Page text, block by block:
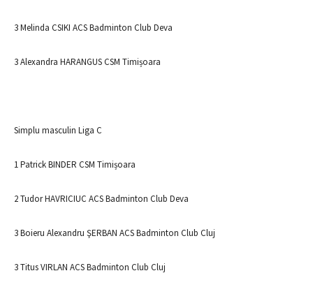
3 Melinda CSIKI ACS Badminton Club Deva
3 Alexandra HARANGUS CSM Timișoara
Simplu masculin Liga C
1 Patrick BINDER CSM Timișoara
2 Tudor HAVRICIUC ACS Badminton Club Deva
3 Boieru Alexandru ŞERBAN ACS Badminton Club Cluj
3 Titus VIRLAN ACS Badminton Club Cluj